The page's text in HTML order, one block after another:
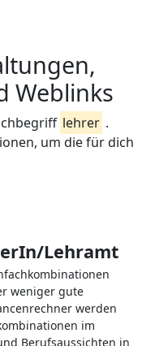
Weblinks
lehrer .
um die für dich
Lehramt
weniger gute
werden
im
Berufsaussichten in